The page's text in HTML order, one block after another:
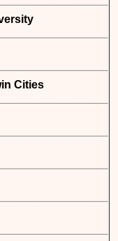
Cities